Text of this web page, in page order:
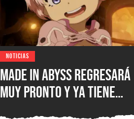
NOTICIAS
Made in Abyss regresará
muy pronto y ya tiene